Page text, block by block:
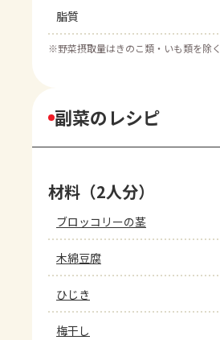
脂質
※野菜摂取量はきのこ類・いも類を除く
副菜のレシピ
材料（2人分）
ブロッコリーの茎
木綿豆腐
ひじき
梅干し